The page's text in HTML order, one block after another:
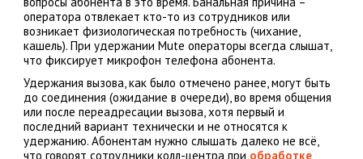
оператора отвлекает кто-то из сотрудников или
возникает физиологическая потребность (чихание,
кашель). При удержании Mute операторы всегда слышат,
что фиксирует микрофон телефона абонента.
Удержания вызова, как было отмечено ранее, могут быть
до соединения (ожидание в очереди), во время общения
или после переадресации вызова, хотя первый и
последний вариант технически и не относятся к
удержанию. Абонентам нужно слышать далеко не всё,
что говорят сотрудники колл-центра при обработке